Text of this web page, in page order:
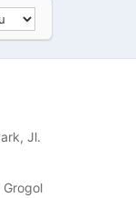
Jl.
Grogol